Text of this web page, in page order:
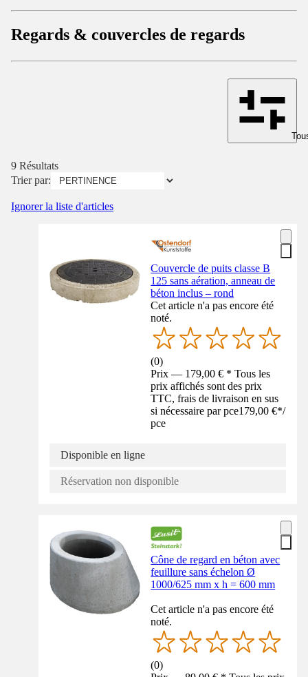
Regards & couvercles de regards
9 Résultats
Trier par:
Ignorer la liste d'articles
Couvercle de puits classe B
125 sans aération, anneau de
béton inclus – rond
Cet article n'a pas encore été
noté.
(0)
Prix — 179,00 € * Tous les
prix affichés sont des prix
TTC, frais de livraison en sus
si nécessaire par pce179,00 €*/
pce
Disponible en ligne
Réservation non disponible
Cône de regard en béton avec
feuillure sans échelon Ø
1000/625 mm x h = 600 mm
Cet article n'a pas encore été
noté.
(0)